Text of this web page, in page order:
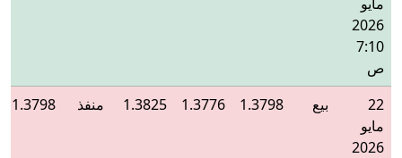
2026
7:10
ص
22
مايو
2026
بيع 1.3798
1.3776
1.3825 منفذ 1.3798